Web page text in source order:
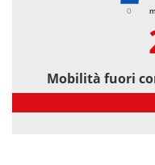
0
Mobilità fuori